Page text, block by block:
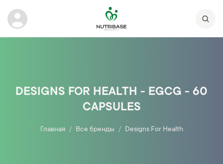
DESIGNS FOR HEALTH - EGCG - 60
CAPSULES
Главная Все бренды Designs For Health